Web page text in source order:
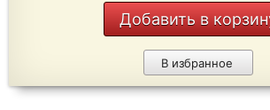
Добавить в
В избранное